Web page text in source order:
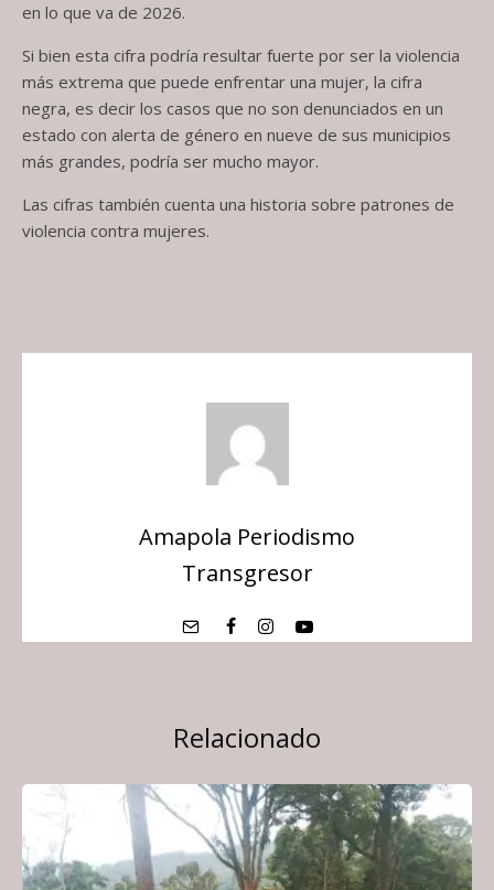
en lo que va de 2026.
Si bien esta cifra podría resultar fuerte por ser la violencia
más extrema que puede enfrentar una mujer, la cifra
negra, es decir los casos que no son denunciados en un
estado con alerta de género en nueve de sus municipios
más grandes, podría ser mucho mayor.
Las cifras también cuenta una historia sobre patrones de
violencia contra mujeres.
Amapola Periodismo
Transgresor
Relacionado